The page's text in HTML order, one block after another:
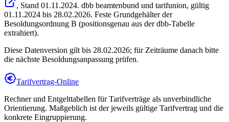
, Stand 01.11.2024. dbb beamtenbund und tarifunion, gültig
01.11.2024 bis 28.02.2026. Feste Grundgehälter der
Besoldungsordnung B (positionsgenau aus der dbb-Tabelle
extrahiert).
Diese Datenversion gilt bis 28.02.2026; für Zeiträume danach bitte
die nächste Besoldungsanpassung prüfen.
Tarifvertrag-Online
Rechner und Entgelttabellen für Tarifverträge als unverbindliche
Orientierung. Maßgeblich ist der jeweils gültige Tarifvertrag und die
konkrete Eingruppierung.